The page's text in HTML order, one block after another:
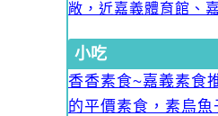
敞，近嘉義體育館、
小吃
香香素食~嘉義素食
的平價素食，素烏